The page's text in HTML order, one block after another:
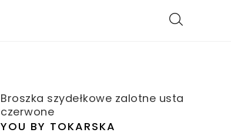
Broszka szydełkowe zalotne usta
czerwone
YOU BY TOKARSKA